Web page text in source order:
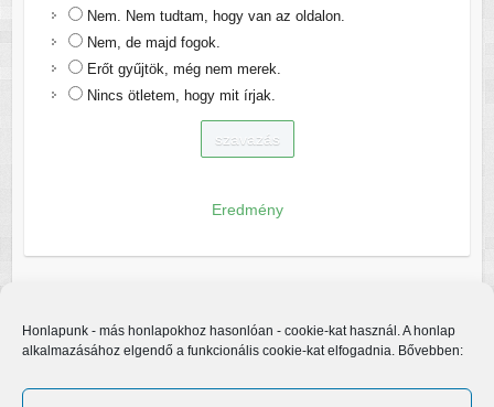
Honlapunk - más honlapokhoz hasonlóan - cookie-kat használ. A honlap
alkalmazásához elgendő a funkcionális cookie-kat elfogadnia. Bővebben:
Nem. Nem tudtam, hogy van az oldalon.
Nem, de majd fogok.
Erőt gyűjtök, még nem merek.
Nincs ötletem, hogy mit írjak.
Eredmény